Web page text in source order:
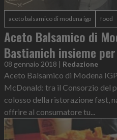
aceto balsamico di modena igp food
Aceto Balsamico di
Bastianich insieme
08 gennaio 2018 | Redazione
Aceto Balsamico di Modena
McDonald: tra il Consorzio del
colosso della ristorazione fast,
offrire al consumatore tu...